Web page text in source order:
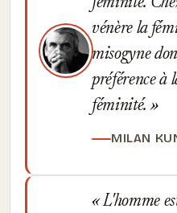
vénère la
misogyne
préférence à
féminité.
MILAN
L'homme